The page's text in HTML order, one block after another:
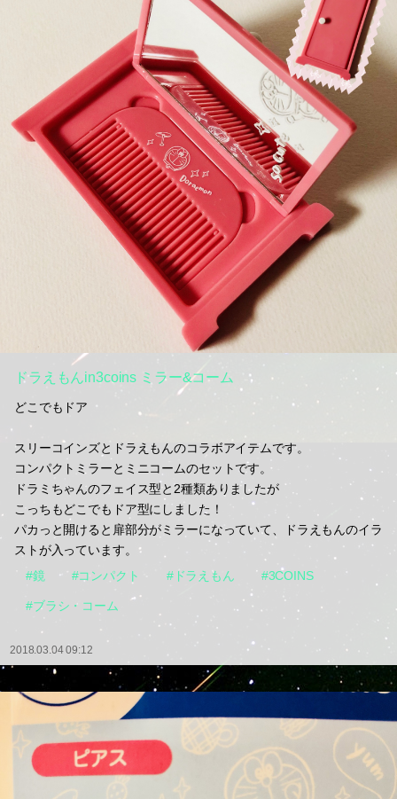
ドラえもんin3coins ミラー&コーム
どこでもドア
スリーコインズとドラえもんのコラボアイテムです。
コンパクトミラーとミニコームのセットです。
ドラミちゃんのフェイス型と2種類ありましたが
こっちもどこでもドア型にしました！
パカっと開けると扉部分がミラーになっていて、ドラえもんのイラ
ストが入っています。
#鏡
#コンパクト #ドラえもん #3COINS
#ブラシ・コーム
2018.03.04 09:12